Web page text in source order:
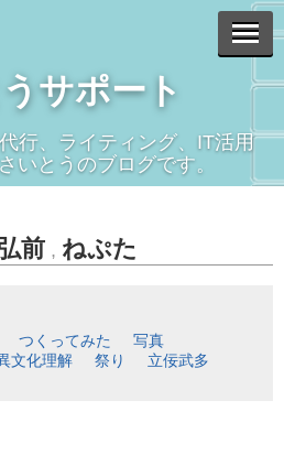
サポート
行、ライティング、IT活用
いとうのブログです。
前 , ねぷた
つくってみた
写真
文化理解 祭り
立佞武多